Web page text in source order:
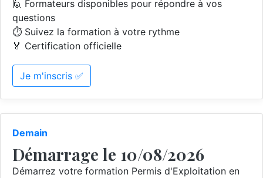
🙋 Formateurs disponibles pour répondre à vos
questions
⏱️ Suivez la formation à votre rythme
🏅 Certification officielle
Je m'inscris ✅
Demain
Démarrage le 10/08/2026
Démarrez votre formation Permis d'Exploitation en